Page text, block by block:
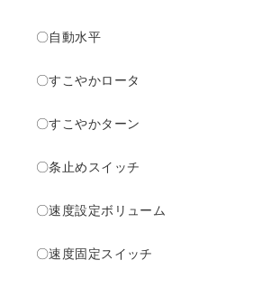
〇自動水平
〇すこやかロータ
〇すこやかターン
〇条止めスイッチ
〇速度設定ボリューム
〇速度固定スイッチ